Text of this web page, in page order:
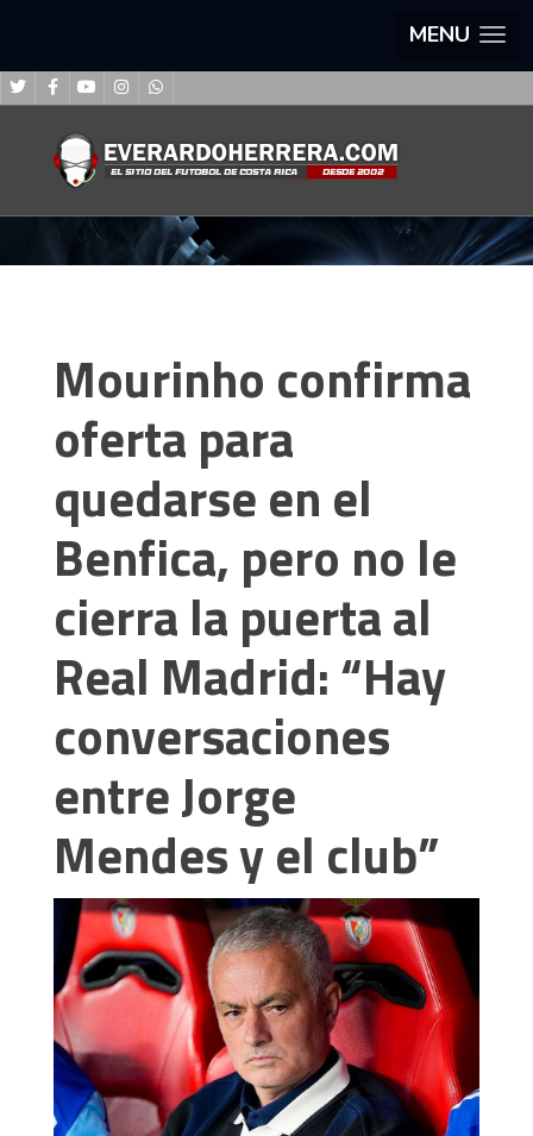
MENU
Mourinho confirma
oferta para
quedarse en el
Benfica, pero no le
cierra la puerta al
Real Madrid: “Hay
conversaciones
entre Jorge
Mendes y el club”